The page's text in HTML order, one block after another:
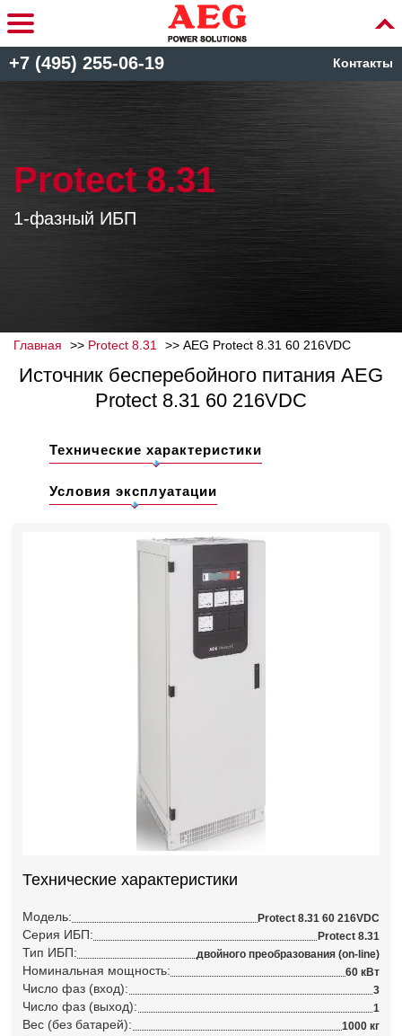
+7 (495) 255-06-19 Контакты
Protect 8.31
1-фазный ИБП
Главная Protect 8.31 AEG Protect 8.31 60 216VDC
Источник бесперебойного питания AEG
Protect 8.31 60 216VDC
Технические характеристики
Условия эксплуатации
Технические характеристики
Модель: Protect 8.31 60 216VDC
Серия ИБП: Protect 8.31
Тип ИБП: двойного преобразования (on-line)
Номинальная мощность: 60 кВт
Число фаз (вход): 3
Число фаз (выход): 1
Вес (без батарей): 1000 кг